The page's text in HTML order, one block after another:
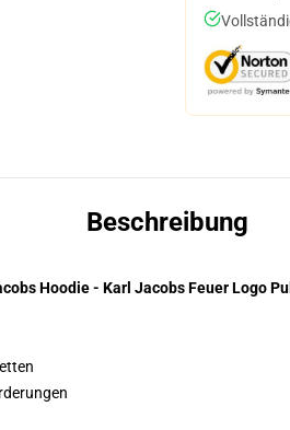
Beschreibung
Hoodie - Karl Jacobs Feuer Logo